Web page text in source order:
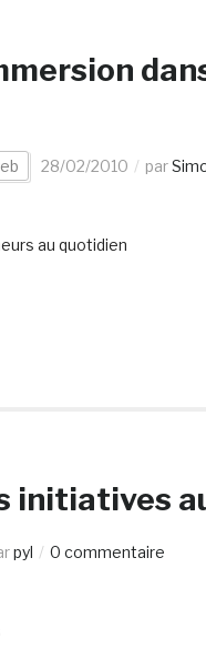
28/02/2010 par
au quotidien
initiatives
pyl 0 commentaire